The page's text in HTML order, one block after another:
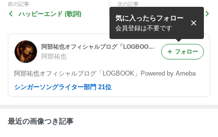
前の記事
ハッピーエンド (歌詞)
次の記事
阿部祐也オフィシャルブログ「LOGBOOK」Powered by Ameba
阿部祐也
阿部祐也オフィシャルブログ「LOGBOOK」Powered by Ameba
気に入ったらフォロー
会員登録は不要です
フォロー
シンガーソングライター部門 21位
最近の画像つき記事